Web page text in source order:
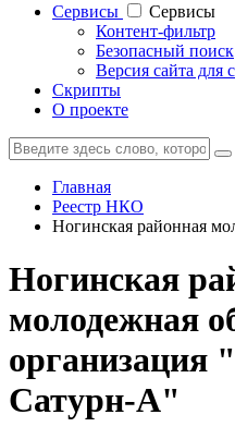
Cервисы
Cервисы
Контент-фильтр
Безопасный поиск
Версия сайта для
Скрипты
О проекте
Главная
Реестр НКО
Ногинская районная
Ногинская
молодежная
организация
Сатурн-А"